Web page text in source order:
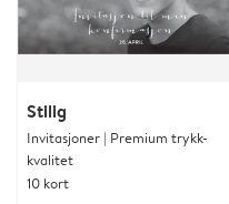
Stilig
Invitasjoner | Premium trykk-
kvalitet
10 kort